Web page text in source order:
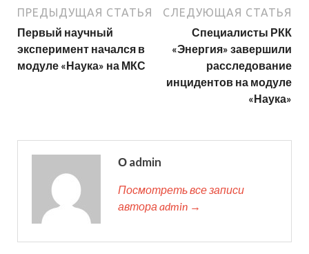
ПРЕДЫДУЩАЯ СТАТЬЯ
Первый научный
эксперимент начался в
модуле «Наука» на МКС
СЛЕДУЮЩАЯ СТАТЬЯ
Специалисты РКК
«Энергия» завершили
расследование
инцидентов на модуле
«Наука»
О admin
Посмотреть все записи
автора admin →